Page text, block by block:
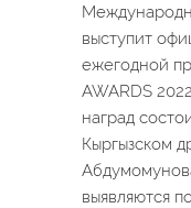
выступит
ежегодной
AWARDS
наград
Кыргызском
выявляются